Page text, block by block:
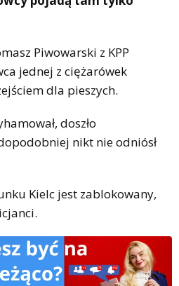
Piwowarski z KPP
jednej z ciężarówek
dla pieszych.
doszło
nikt nie odniósł
Kielc jest zablokowany,